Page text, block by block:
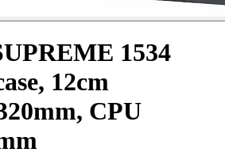
1534
12cm
CPU